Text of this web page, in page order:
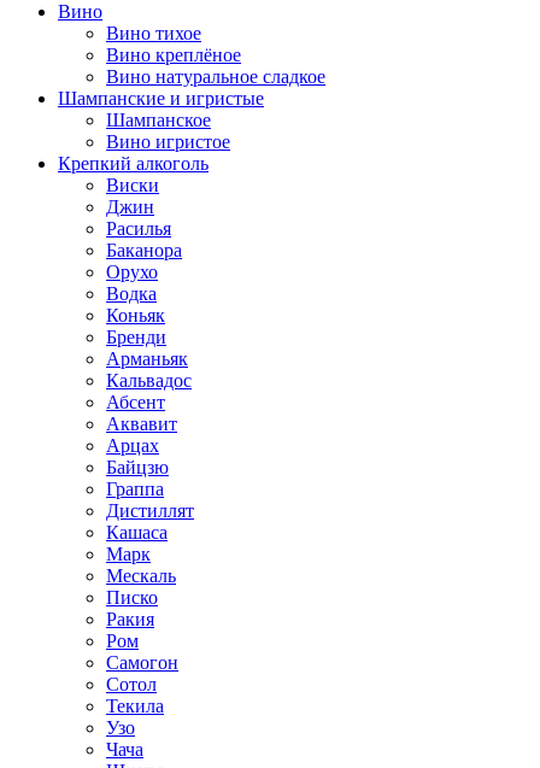
Вино
Вино тихое
Вино креплёное
Вино натуральное сладкое
Шампанские и игристые
Шампанское
Вино игристое
Крепкий алкоголь
Виски
Джин
Расилья
Баканора
Орухо
Водка
Коньяк
Бренди
Арманьяк
Кальвадос
Абсент
Аквавит
Арцах
Байцзю
Граппа
Дистиллят
Кашаса
Марк
Мескаль
Писко
Ракия
Ром
Самогон
Сотол
Текила
Узо
Чача